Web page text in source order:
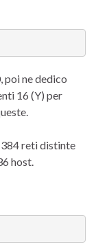
poi ne dedico
16 (Y) per
reti distinte
host.